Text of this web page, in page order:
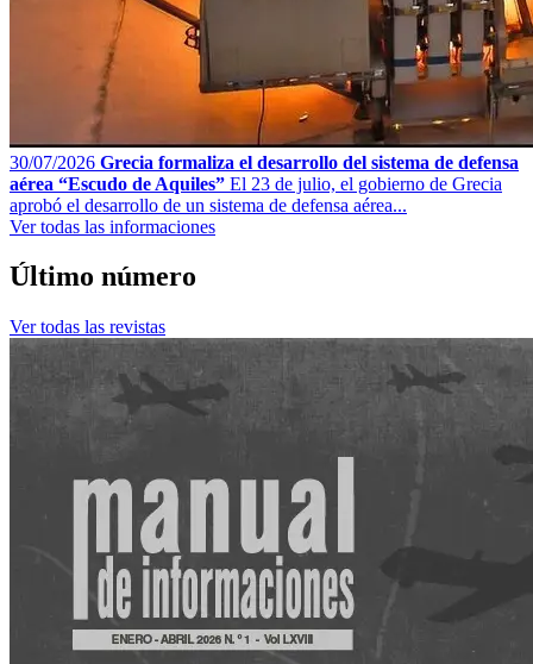
30/07/2026 Grecia formaliza el desarrollo del sistema de defensa
aérea “Escudo de Aquiles” El 23 de julio, el gobierno de Grecia
aprobó el desarrollo de un sistema de defensa aérea...
Ver todas las informaciones
Último número
Ver todas las revistas